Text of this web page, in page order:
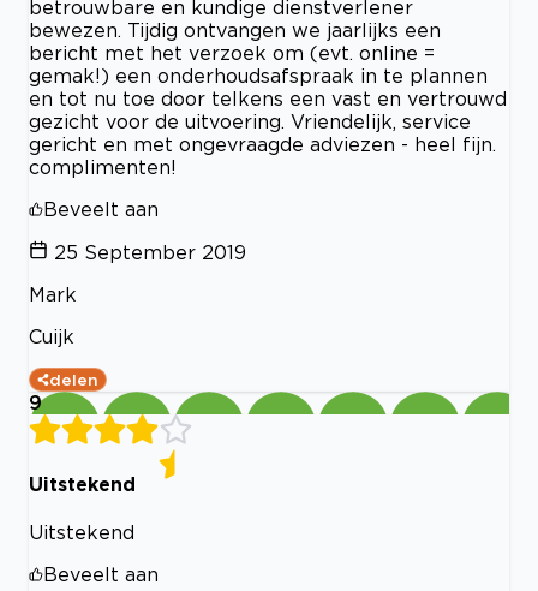
betrouwbare en kundige dienstverlener
bewezen. Tijdig ontvangen we jaarlijks een
bericht met het verzoek om (evt. online =
gemak!) een onderhoudsafspraak in te plannen
en tot nu toe door telkens een vast en vertrouwd
gezicht voor de uitvoering. Vriendelijk, service
gericht en met ongevraagde adviezen - heel fijn.
complimenten!
Beveelt aan
25 September 2019
Mark
Cuijk
delen
9
Uitstekend
Uitstekend
Beveelt aan